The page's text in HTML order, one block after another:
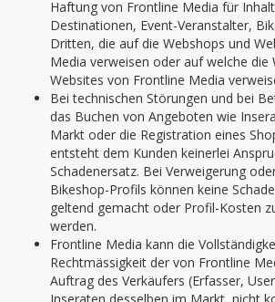
Haftung von Frontline Media für
Destinationen, Event-Veranstalter,
Dritten, die auf die Webshops und
Media verweisen oder auf welche die
Websites von Frontline Media
Bei technischen Störungen und bei
das Buchen von Angeboten wie
Markt oder die Registration eines
entsteht dem Kunden keinerlei
Schadenersatz. Bei Verweigerung
Bikeshop-Profils können keine
geltend gemacht oder Profil-Kosten
werden.
Frontline Media kann die
Rechtmässigkeit der von Frontline
Auftrag des Verkäufers (Erfasser,